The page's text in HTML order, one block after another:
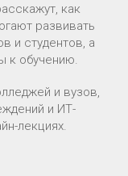
как
развивать
и студентов, а
к обучению.
и вузов,
и ИТ-
лекциях.